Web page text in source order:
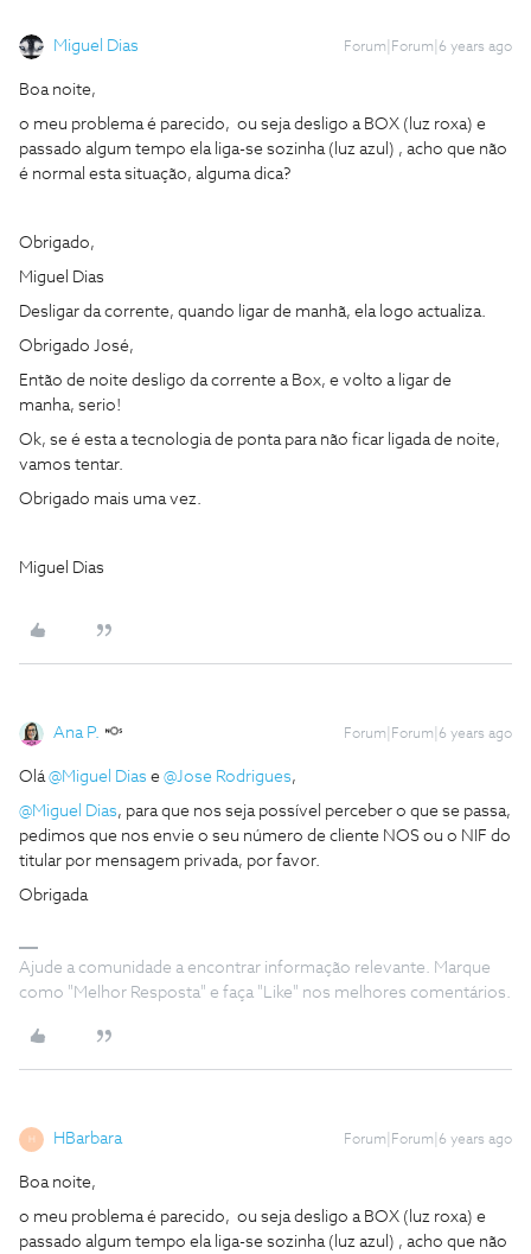
Miguel Dias Forum|Forum|6 years ago
Boa noite,
o meu problema é parecido, ou seja desligo a BOX (luz roxa) e
passado algum tempo ela liga-se sozinha (luz azul) , acho que não
é normal esta situação, alguma dica?
Obrigado,
Miguel Dias
Desligar da corrente, quando ligar de manhã, ela logo actualiza.
Obrigado José,
Então de noite desligo da corrente a Box, e volto a ligar de
manha, serio!
Ok, se é esta a tecnologia de ponta para não ficar ligada de noite,
vamos tentar.
Obrigado mais uma vez.
Miguel Dias
Ana P. Forum|Forum|6 years ago
Olá@Miguel Dias e @Jose Rodrigues,
@Miguel Dias, para que nos seja possível perceber o que se passa,
pedimos que nos envie o seu número de cliente NOS ou o NIF do
titular por mensagem privada, por favor.
Obrigada
Ajude a comunidade a encontrar informação relevante. Marque
como "Melhor Resposta" e faça "Like" nos melhores comentários.
HBarbara Forum|Forum|6 years ago
Boa noite,
o meu problema é parecido, ou seja desligo a BOX (luz roxa) e
passado algum tempo ela liga-se sozinha (luz azul) , acho que não